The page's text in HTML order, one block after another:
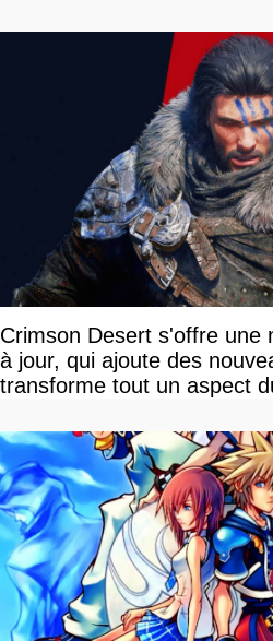
Crimson Desert s'offre une
à jour, qui ajoute des
transforme tout un aspect